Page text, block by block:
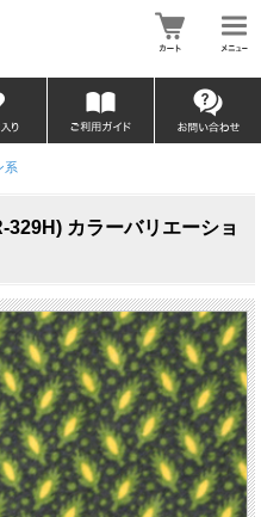
系
329H) カラーバリエーショ